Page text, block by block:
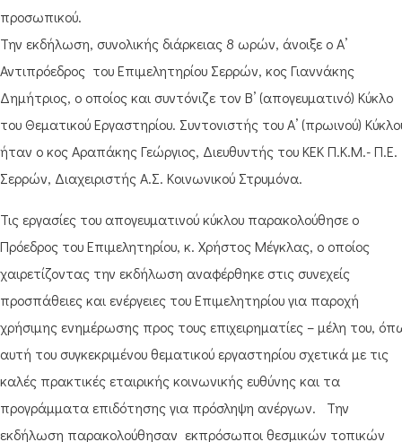
προσωπικού.
Την εκδήλωση, συνολικής διάρκειας 8 ωρών, άνοιξε ο Α’
Αντιπρόεδρος του Επιμελητηρίου Σερρών, κος Γιαννάκης
Δημήτριος, ο οποίος και συντόνιζε τον Β’ (απογευματινό) Κύκλο
του Θεματικού Εργαστηρίου. Συντονιστής του Α’ (πρωινού)
ήταν ο κος Αραπάκης Γεώργιος, Διευθυντής του ΚΕΚ Π.Κ.Μ.- Π.Ε.
Σερρών, Διαχειριστής Α.Σ. Κοινωνικού Στρυμόνα.
Τις εργασίες του απογευματινού κύκλου παρακολούθησε ο
Πρόεδρος του Επιμελητηρίου, κ. Χρήστος Μέγκλας, ο οποίος
χαιρετίζοντας την εκδήλωση αναφέρθηκε στις συνεχείς
προσπάθειες και ενέργειες του Επιμελητηρίου για παροχή
χρήσιμης ενημέρωσης προς τους επιχειρηματίες – μέλη του,
αυτή του συγκεκριμένου θεματικού εργαστηρίου σχετικά με τις
καλές πρακτικές εταιρικής κοινωνικής ευθύνης και τα
προγράμματα επιδότησης για πρόσληψη ανέργων. Την
εκδήλωση παρακολούθησαν εκπρόσωποι θεσμικών τοπικών